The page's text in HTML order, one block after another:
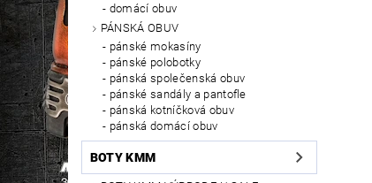
domácí obuv
PÁNSKÁ OBUV
pánské mokasíny
pánské polobotky
pánská společenská obuv
pánské sandály a pantofle
pánská kotníčková obuv
pánská domácí obuv
BOTY KMM